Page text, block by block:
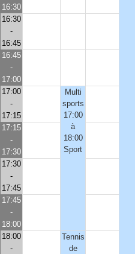
16:30
16:30
-
16:45
16:45
-
17:00
17:00
-
17:15
Multi
sports
17:00
à
18:00
Sport
17:15
-
17:30
17:30
-
17:45
17:45
-
18:00
18:00
-
Tennis
de